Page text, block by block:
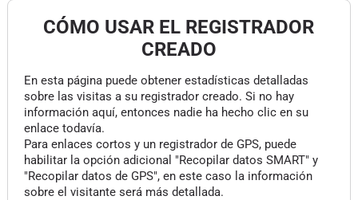
CÓMO USAR EL REGISTRADOR
CREADO
En esta página puede obtener estadísticas detalladas
sobre las visitas a su registrador creado. Si no hay
información aquí, entonces nadie ha hecho clic en su
enlace todavía.
Para enlaces cortos y un registrador de GPS, puede
habilitar la opción adicional "Recopilar datos SMART" y
"Recopilar datos de GPS", en este caso la información
sobre el visitante será más detallada.